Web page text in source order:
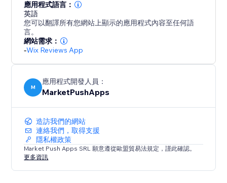
應用程式語言：
英語
您可以翻譯所有您網站上顯示的應用程式內容至任何語
言。
網站需求：
-Wix Reviews App
M
應用程式開發人員：
MarketPushApps
造訪我們的網站
連絡我們，取得支援
隱私權政策
Market Push Apps SRL 願意遵從歐盟貿易法規定，謹此確認。
更多資訊